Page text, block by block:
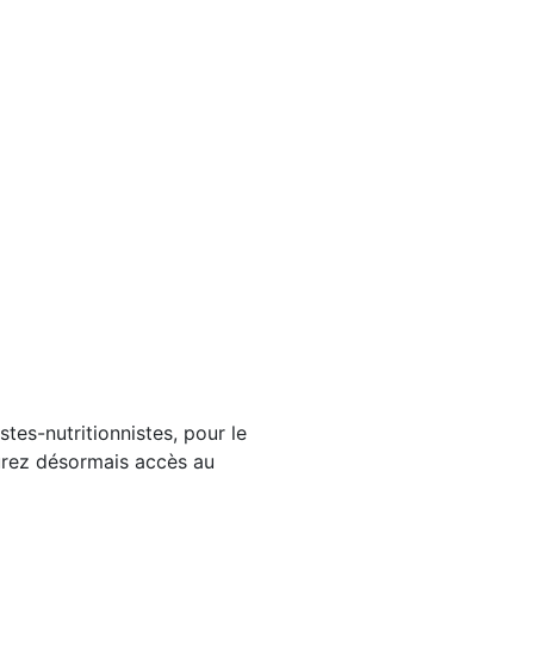
nutritionnistes, pour le
désormais accès au